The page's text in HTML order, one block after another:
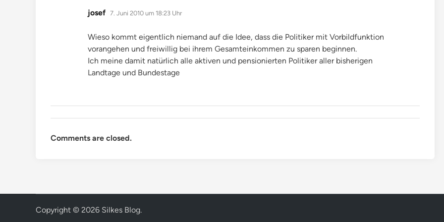
josef sagt:
7. Juni 2010 um 18:23 Uhr
Wieso kommt eigentlich niemand auf die Idee, dass die Politiker mit Vorbildfunktion
vorangehen und freiwillig bei ihrem Gesamteinkommen zu sparen beginnen.
Ich meine damit natürlich alle aktiven und pensionierten Politiker aller bisherigen
Landtage und Bundestage
Comments are closed.
Copyright © 2026 Silkes Blog.